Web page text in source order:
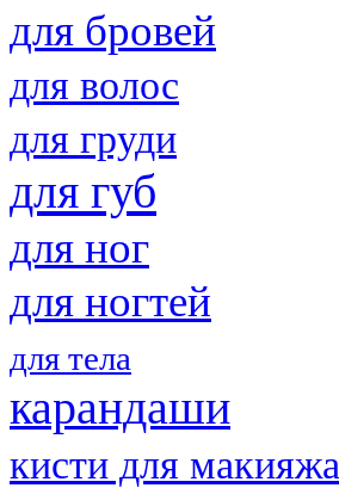
для бровей
для волос
для груди
для губ
для ног
для ногтей
для тела
карандаши
кисти для макияжа